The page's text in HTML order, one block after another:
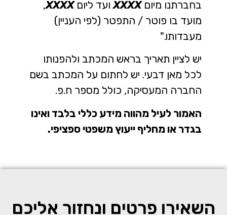
בחברתנו מיוםXXXXועד ליוםXXXX
,
מועד בו פוטר / התפטר (לפי העניין)
מעבדותו."
יש לציין תאריך בראש המכתב ולהפנותו
לכל מאן דבעי. יש לחתום על המכתב בשם
החברה המעסיקה, כולל מספר ח.פ.
האמור לעיל מהווה מידע כללי בלבד ואינו
בגדר או מחליף ייעוץ משפטי ספציפי.
השאירו פרטים ונחזור אליכם